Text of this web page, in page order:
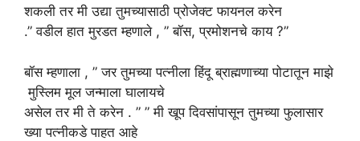
शकली तर मी उद्या तुमच्यासाठी प्रोजेक्ट फायनल करेन
.” वडील हात मुरडत म्हणाले , ” बॉस, प्रमोशनचे काय ?”
बॉसम्हणाला , ” जर तुमच्या पत्नीला हिंदू ब्राह्मणाच्या पोटातून माझे
मुस्लिम मूल जन्माला घालायचे
असेल तर मीतेकरेन . ” ” मी खूप दिवसांपासून तुमच्या फुलासार
ख्या पत्नीकडे पाहत आहे